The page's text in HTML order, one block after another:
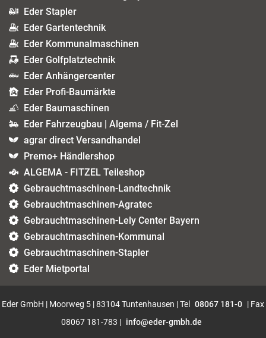
Eder Stapler
Eder Gartentechnik
Eder Kommunalmaschinen
Eder Golfplatztechnik
Eder Anhängercenter
Eder Profi-Baumärkte
Eder Baumaschinen
Eder Fahrzeugbau | Algema / Fit-Zel
agrar direct Versandhandel
Premo+ Händlershop
ALGEMA - FITZEL Teileshop
Gebrauchtmaschinen-Landtechnik
Gebrauchtmaschinen-Agratec
Gebrauchtmaschinen-Lely Center Bayern
Gebrauchtmaschinen-Kommunal
Gebrauchtmaschinen-Stapler
Eder Mietportal
Eder GmbH | Moorweg 5 | 83104 Tuntenhausen | Tel 08067 181-0 | Fax
08067 181-783 | info@eder-gmbh.de